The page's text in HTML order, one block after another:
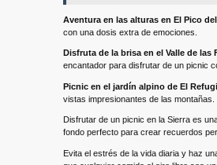
Aventura en las alturas en El Pico
con una dosis extra de emociones.
Disfruta de la brisa en el Valle de las
encantador para disfrutar de un picnic
Picnic en el jardín alpino de El
vistas impresionantes de las montañas.
Disfrutar de un picnic en la Sierra es
fondo perfecto para crear recuerdos
Evita el estrés de la vida diaria y haz